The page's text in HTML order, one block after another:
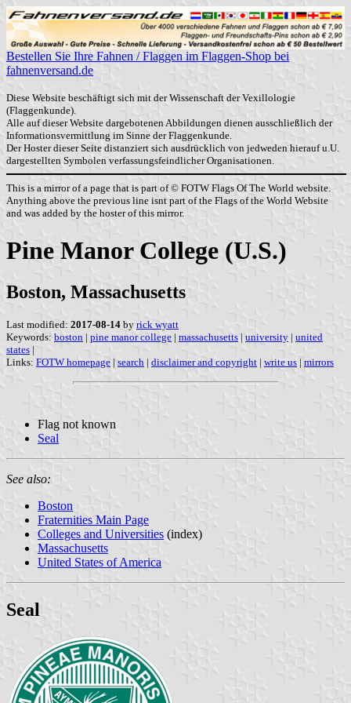
Bestellen Sie Ihre Fahnen / Flaggen im Flaggen-Shop bei
fahnenversand.de
Diese Website beschäftigt sich mit der Wissenschaft der Vexillologie
(Flaggenkunde).
Alle auf dieser Website dargebotenen Abbildungen dienen ausschließlich der
Informationsvermittlung im Sinne der Flaggenkunde.
Der Hoster dieser Seite distanziert sich ausdrücklich von jedweden hierauf u.U.
dargestellten Symbolen verfassungsfeindlicher Organisationen.
This is a mirror of a page that is part of © FOTW Flags Of The World website.
Anything above the previous line isnt part of the Flags of the World Website
and was added by the hoster of this mirror.
Pine Manor College (U.S.)
Boston, Massachusetts
Last modified: 2017-08-14 by rick wyatt
Keywords: boston | pine manor college | massachusetts | university | united
states |
Links: FOTW homepage | search | disclaimer and copyright | write us | mirrors
Flag not known
Seal
See also:
Boston
Fraternities Main Page
Colleges and Universities (index)
Massachusetts
United States of America
Seal